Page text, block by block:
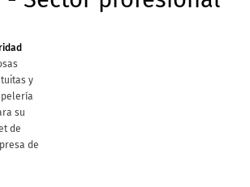
y
su
de
de